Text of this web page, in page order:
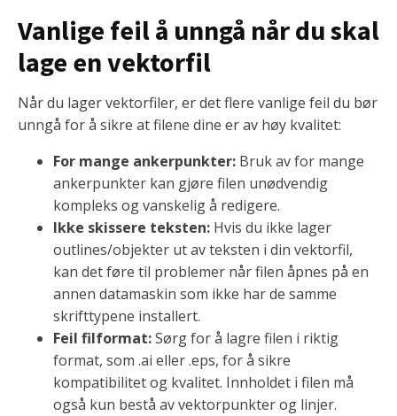
Vanlige feil å unngå når du skal
lage en vektorfil
Når du lager vektorfiler, er det flere vanlige feil du bør
unngå for å sikre at filene dine er av høy kvalitet:
For mange ankerpunkter: Bruk av for mange
ankerpunkter kan gjøre filen unødvendig
kompleks og vanskelig å redigere.
Ikke skissere teksten: Hvis du ikke lager
outlines/objekter ut av teksten i din vektorfil,
kan det føre til problemer når filen åpnes på en
annen datamaskin som ikke har de samme
skrifttypene installert.
Feil filformat:Sørg for å lagre filen i riktig
format, som .ai eller .eps, for å sikre
kompatibilitet og kvalitet. Innholdet i filen må
også kun bestå av vektorpunkter og linjer.